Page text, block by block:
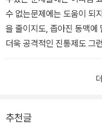
수 없는문제에는 도움이 되
을 줄이지도, 좁아진 동맥에
더욱 공격적인 진통제도 그
다. 그러나 적어도 플라세보
로 보내는 일은 결코 하지 않
추천글